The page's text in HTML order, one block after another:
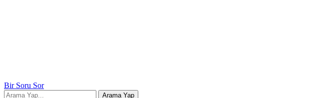
Bir Soru Sor